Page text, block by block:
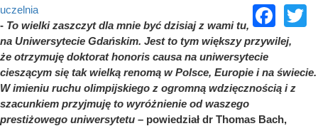
uczelnia
- To wielki zaszczyt dla mnie być dzisiaj z wami tu,
na Uniwersytecie Gdańskim. Jest to tym większy przywilej,
że otrzymuję doktorat honoris causa na uniwersytecie
cieszącym się tak wielką renomą w Polsce, Europie i na świecie.
W imieniu ruchu olimpijskiego z ogromną wdzięcznością i z
szacunkiem przyjmuję to wyróżnienie od waszego
prestiżowego uniwersytetu – powiedział dr Thomas Bach,